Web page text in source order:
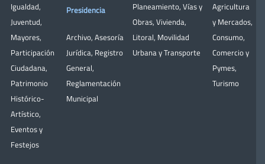
Igualdad,
Juventud,
Mayores,
Participación
Ciudadana,
Patrimonio
Histórico-
Artístico,
Eventos y
Festejos
Presidencia
Archivo, Asesoría
Jurídica, Registro
General,
Reglamentación
Municipal
Planeamiento, Vías y
Obras, Vivienda,
Litoral, Movilidad
Urbana y Transporte
Agricultura
y Mercados,
Consumo,
Comercio y
Pymes,
Turismo